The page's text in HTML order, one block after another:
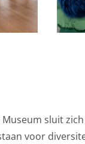
Museum sluit
voor
Gedeelde